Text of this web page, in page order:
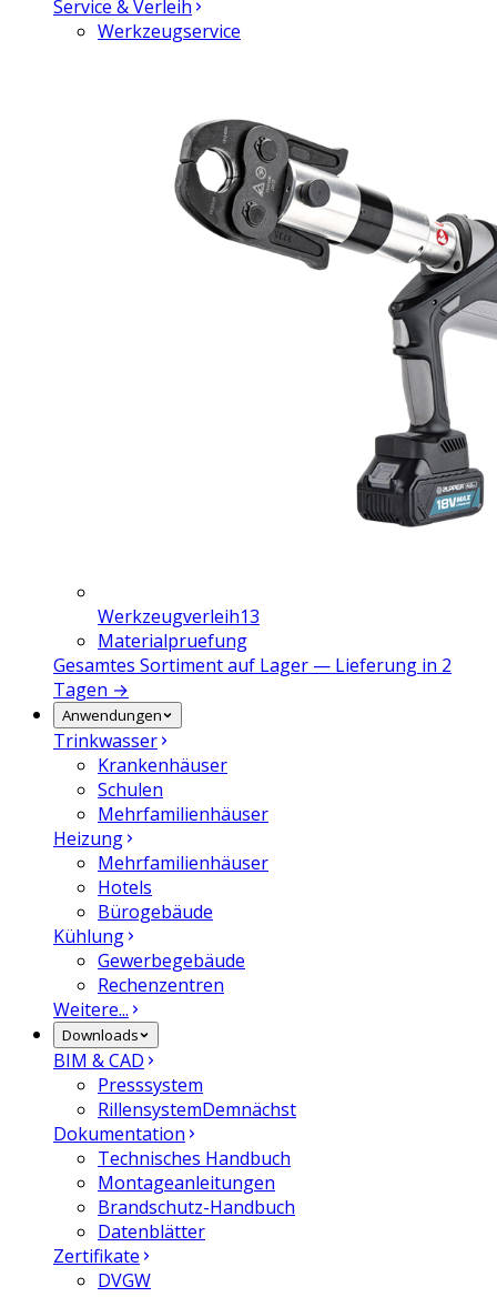
Service & Verleih
Werkzeugservice
Werkzeugverleih13
Materialpruefung
Gesamtes Sortiment auf Lager — Lieferung in 2
Tagen →
Anwendungen
Trinkwasser
Krankenhäuser
Schulen
Mehrfamilienhäuser
Heizung
Mehrfamilienhäuser
Hotels
Bürogebäude
Kühlung
Gewerbegebäude
Rechenzentren
Weitere...
Downloads
BIM & CAD
Presssystem
RillensystemDemnächst
Dokumentation
Technisches Handbuch
Montageanleitungen
Brandschutz-Handbuch
Datenblätter
Zertifikate
DVGW